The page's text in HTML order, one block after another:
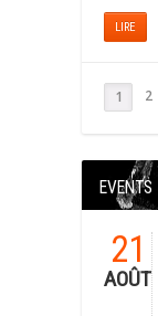
LIRE
1 2
EVENTS
21
AOÛT